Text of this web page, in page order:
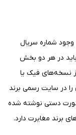
شماره سریال
در هر دو بخش
نسخه‌های فیک یا
در سایت رسمی برند
دستی نوشته شده
برند مغایرت دارد.